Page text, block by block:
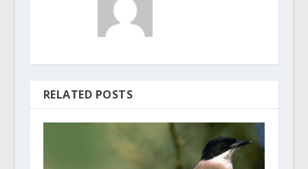
RELATED POSTS